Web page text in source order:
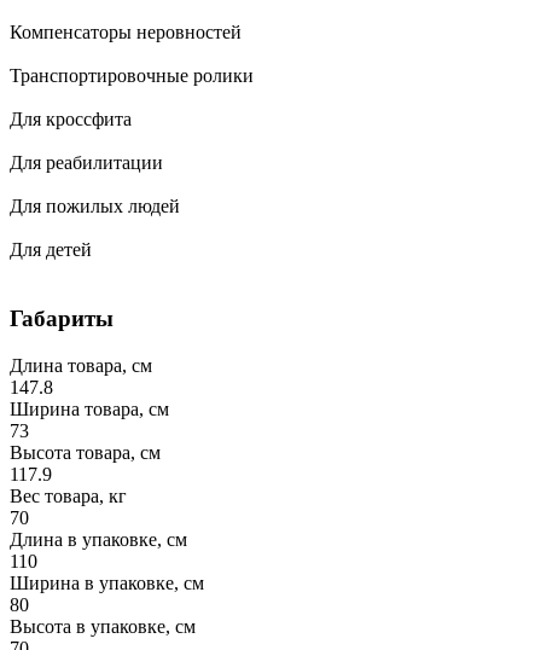
Компенсаторы неровностей
Транспортировочные ролики
Для кроссфита
Для реабилитации
Для пожилых людей
Для детей
Габариты
Длина товара, см
147.8
Ширина товара, см
73
Высота товара, см
117.9
Вес товара, кг
70
Длина в упаковке, см
110
Ширина в упаковке, см
80
Высота в упаковке, см